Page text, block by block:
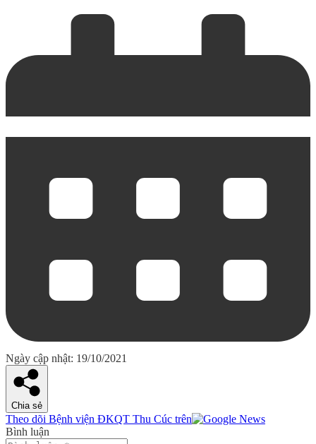
Ngày cập nhật: 19/10/2021
Chia sẻ
Theo dõi Bệnh viện ĐKQT Thu Cúc trên
Bình luận